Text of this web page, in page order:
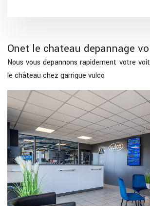
Onet le chateau depannage
Nous vous depannons rapidement votre
le château chez garrigue vulco